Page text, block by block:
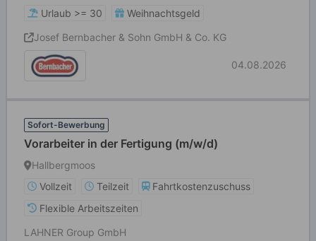
Urlaub >= 30
Weihnachtsgeld
Josef Bernbacher & Sohn GmbH & Co. KG
04.08.2026
Sofort-Bewerbung
Vorarbeiter in der Fertigung (m/w/d)
Hallbergmoos
Vollzeit
Teilzeit
Fahrtkostenzuschuss
Flexible Arbeitszeiten
LAHNER Group GmbH